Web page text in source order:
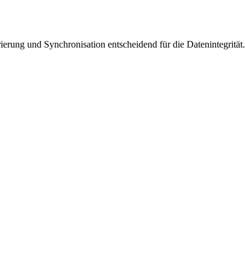
und Synchronisation entscheidend für die Datenintegrität.